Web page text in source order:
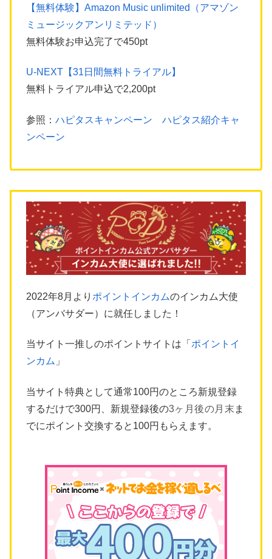
【無料体験】Amazon Music unlimited（アマゾン
ミュージックアンリミテッド）
無料体験お申込完了で450pt
U-NEXT【31日間無料トライアル】
無料トライアル申込で2,200pt
参照： ハピタスキャンペーン ハピタス紹介キャ
ンペーン
2022年8月より ポイントインカムのインカム大使
（アンバサダー）に就任しました！
当サイト一推しのポイントサイトは「 ポイントイ
ンカム 」
当サイト特典として通常100円のところ新規登録
するだけで300円、新規登録後の3ヶ月後の月末 ま
でにポイント交換すると100円もらえます。